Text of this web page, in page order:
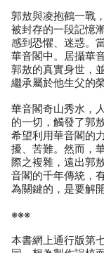
郭敖與凌抱鶴一戰
被封存的一段記憶
感到恐懼、迷惑。
華音閣中。居攝華
郭敖的真實身世，
繼承屬於他生父的
華音閣奇山秀水，
的一切，觸發了郭
希望利用華音閣的
擾、苦難。然而，
際之複雜，遠出郭
音閣的千年傳統，
為關鍵的，是要解
※※※
本書網上通行版第